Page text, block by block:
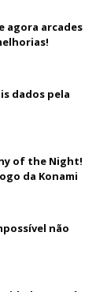
agora arcades
dados pela
of the Night!
da Konami
não